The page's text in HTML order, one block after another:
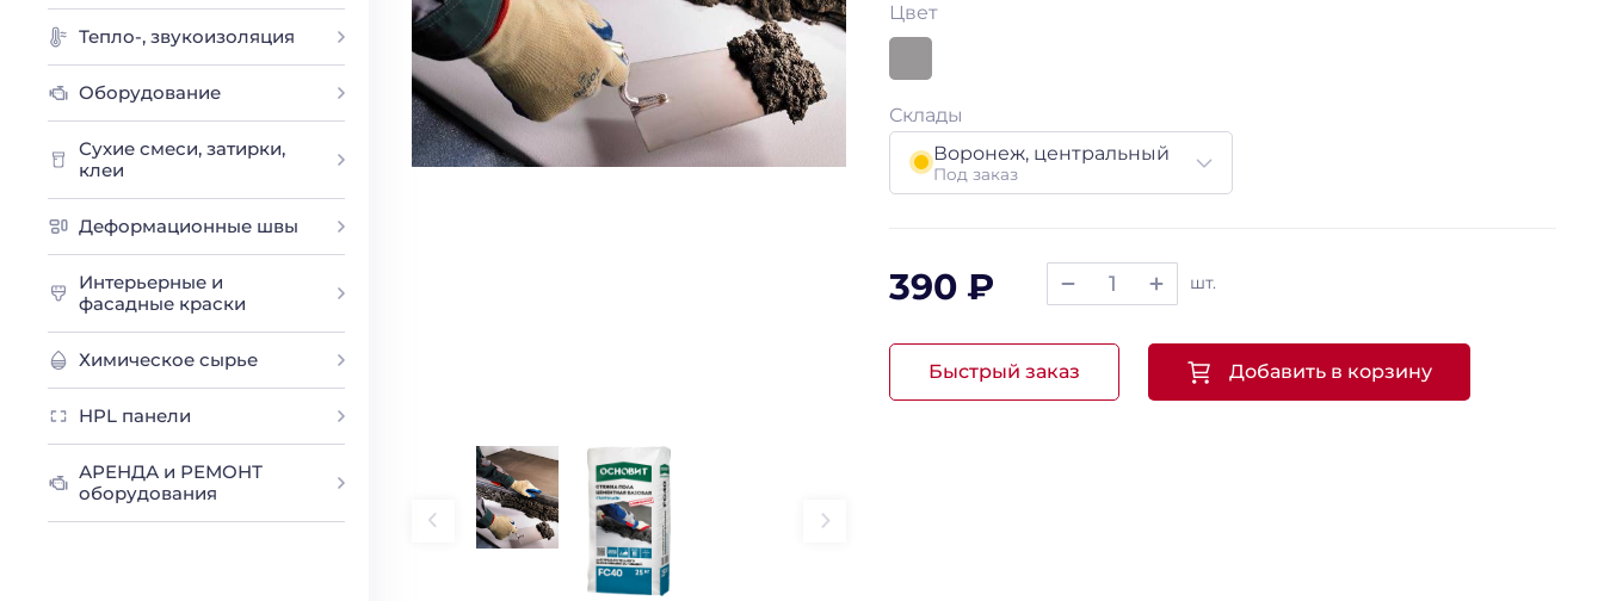
Цвет
Склады
Воронеж, центральный
Под заказ
390 ₽ шт.
Быстрый заказ Добавить в корзину
Тепло-, звукоизоляция
Оборудование
Сухие смеси, затирки,
клеи
Деформационные швы
Интерьерные и
фасадные краски
Химическое сырье
HPL панели
АРЕНДА и РЕМОНТ
оборудования